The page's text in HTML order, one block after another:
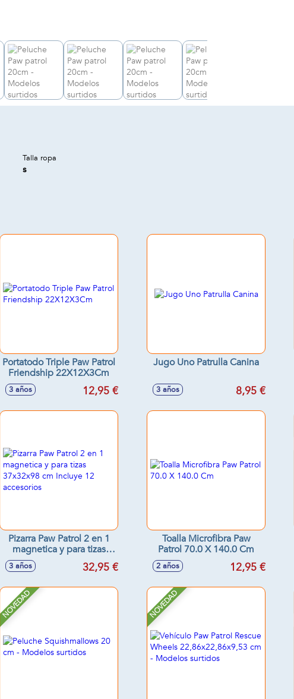
Talla ropa
s
Portatodo Triple Paw Patrol
Friendship 22X12X3Cm
3 años 12,95 €
Jugo Uno Patrulla Canina
3 años 8,95 €
Pizarra Paw Patrol 2 en 1
magnetica y para tizas
37x32x98 cm Incluye 12
3 años 32,95 €
Toalla Microfibra Paw
Patrol 70.0 X 140.0 Cm
2 años 12,95 €
NOVEDAD NOVEDAD